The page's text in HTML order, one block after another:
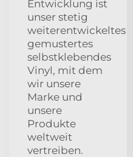
Entwicklung ist
unser stetig
weiterentwickeltes
gemustertes
selbstklebendes
Vinyl, mit dem
wir unsere
Marke und
unsere
Produkte
weltweit
vertreiben.